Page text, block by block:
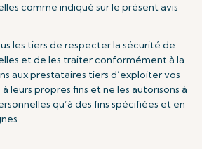
comme indiqué sur le présent avis
les tiers de respecter la sécurité de
et de les traiter conformément à la
aux prestataires tiers d’exploiter vos
leurs propres fins et ne les autorisons à
qu’à des fins spécifiées et en